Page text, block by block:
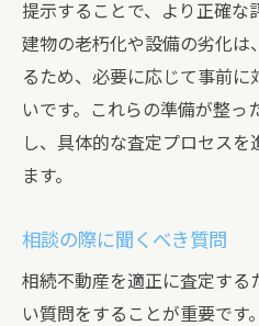
提示することで、より正確な
建物の老朽化や設備の劣化は
るため、必要に応じて事前に
いです。これらの準備が整っ
し、具体的な査定プロセス
ます。
相談の際に聞くべき質問
相続不動産を適正に査定する
い質問をすることが重要です